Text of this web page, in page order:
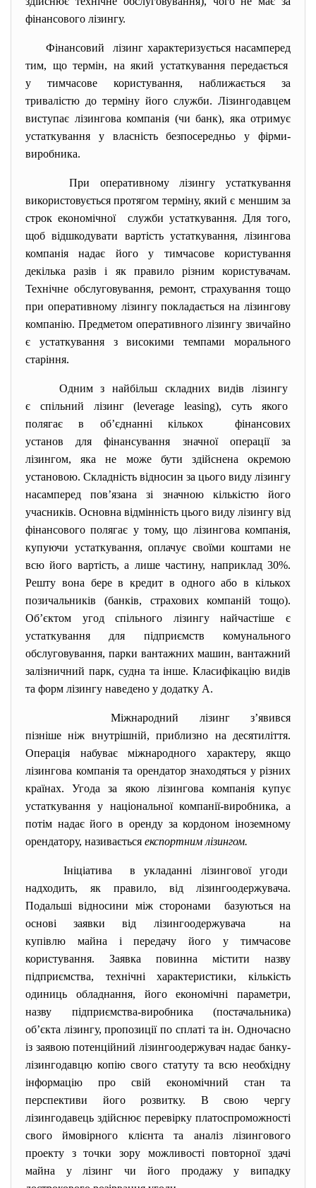
фінансового лізингу.
Фінансовий лізинг характеризується насамперед
тим, що термін, на який устаткування передається
у тимчасове користування, наближається за
тривалістю до терміну його служби. Лізингодавцем
виступає лізингова компанія (чи банк), яка отримує
устаткування у власність безпосередньо у фірми-
виробника.
При оперативному лізингу устаткування
використовується протягом терміну, який є меншим за
строк економічної служби устаткування. Для того,
щоб відшкодувати вартість устаткування, лізингова
компанія надає його у тимчасове користування
декілька разів і як правило різним користувачам.
Технічне обслуговування, ремонт, страхування тощо
при оперативному лізингу покладається на лізингову
компанію. Предметом оперативного лізингу звичайно
є устаткування з високими темпами морального
старіння.
Одним з найбільш складних видів лізингу
є спільний лізинг (leverage leasing), суть якого
полягає в об’єднанні кількох фінансових
установ для фінансування значної операції за
лізингом, яка не може бути здійснена окремою
установою. Складність відносин за цього виду лізингу
насамперед пов’язана зі значною кількістю його
учасників. Основна відмінність цього виду лізингу від
фінансового полягає у тому, що лізингова компанія,
купуючи устаткування, оплачує своїми коштами не
всю його вартість, а лише частину, наприклад 30%.
Решту вона бере в кредит в одного або в кількох
позичальників (банків, страхових компаній тощо).
Об’єктом угод спільного лізингу найчастіше є
устаткування для підприємств комунального
обслуговування, парки вантажних машин, вантажний
залізничний парк, судна та інше. Класифікацію видів
та форм лізингу наведено у додатку А.
Міжнародний лізинг з’явився
пізніше ніж внутрішній, приблизно на десятиліття.
Операція набуває міжнародного характеру, якщо
лізингова компанія та орендатор знаходяться у різних
країнах. Угода за якою лізингова компанія купує
устаткування у національної компанії-виробника, а
потім надає його в оренду за кордоном іноземному
орендатору, називається експортним лізингом.
Ініціатива в укладанні лізингової угоди
надходить, як правило, від лізингоодержувача.
Подальші відносини між сторонами базуються на
основі заявки від лізингоодержувача на
купівлю майна і передачу його у тимчасове
користування. Заявка повинна містити назву
підприємства, технічні характеристики, кількість
одиниць обладнання, його економічні параметри,
назву підприємства-виробника (постачальника)
об’єкта лізингу, пропозиції по сплаті та ін. Одночасно
із заявою потенційний лізингоодержувач надає банку-
лізингодавцю копію свого статуту та всю необхідну
інформацію про свій економічний стан та
перспективи його розвитку. В свою чергу
лізингодавець здійснює перевірку платоспроможності
свого ймовірного клієнта та аналіз лізингового
проекту з точки зору можливості повторної здачі
майна у лізинг чи його продажу у випадку